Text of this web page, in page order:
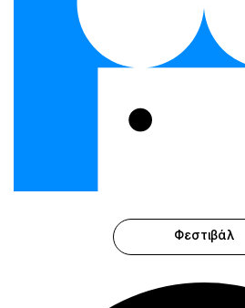
Φεστιβάλ